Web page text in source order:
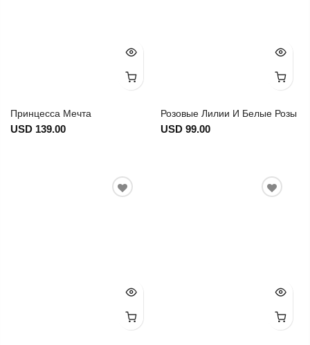
Принцесса Мечта
USD 139.00
Розовые Лилии И Белые Розы
USD 99.00